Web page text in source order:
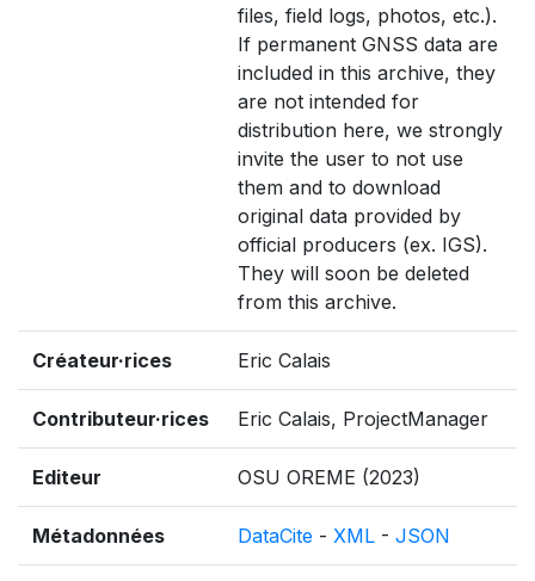
files, field logs, photos, etc.).
If permanent GNSS data are
included in this archive, they
are not intended for
distribution here, we strongly
invite the user to not use
them and to download
original data provided by
official producers (ex. IGS).
They will soon be deleted
from this archive.
Créateur·rices Eric Calais
Contributeur·rices Eric Calais, ProjectManager
Editeur OSU OREME (2023)
Métadonnées DataCite - XML - JSON